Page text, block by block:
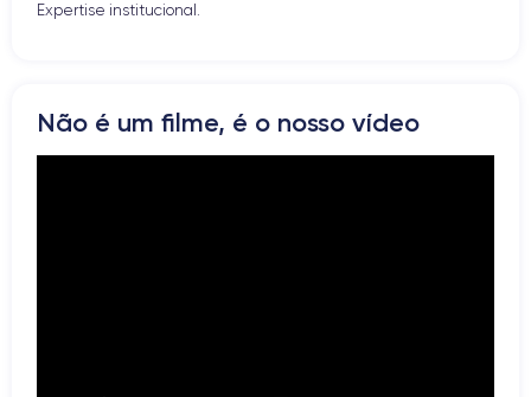
Botão Home
Vibrador
Prise USB
Expertise institucional.
Não é um filme, é o nosso vídeo